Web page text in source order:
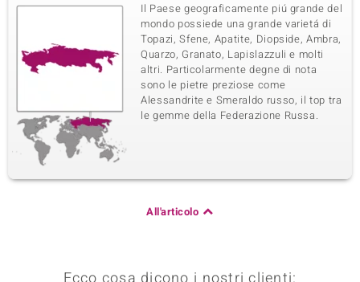
Il Paese geograficamente piú grande del
mondo possiede una grande varietá di
Topazi, Sfene, Apatite, Diopside, Ambra,
Quarzo, Granato, Lapislazzuli e molti
altri. Particolarmente degne di nota
sono le pietre preziose come
Alessandrite e Smeraldo russo, il top tra
le gemme della Federazione Russa.
All'articolo